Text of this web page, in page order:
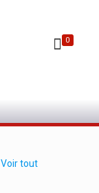
0
Voir tout